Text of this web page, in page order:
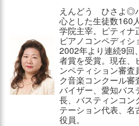
えんどう ひさよ◎
心とした生徒数160
学院主宰。ピティナ
ピアノコンペディシ
2002年より連続9回
者賞を受賞。現在、
ンペティション審査
ク音楽コンクール審
バイザー、愛知バス
長、バスティンコン
テーション代表、名
役員。